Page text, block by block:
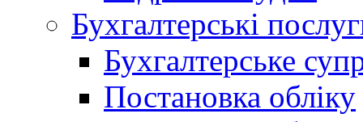
Бухгалтерські
Бухгалтерське
Постановка обліку